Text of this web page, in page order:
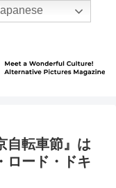
自転車節』は
ロード・ドキ